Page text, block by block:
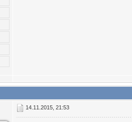
14.11.2015, 21:53